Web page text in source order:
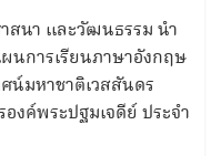
สนา และวัฒนธรรม นํา
นการเรียนภาษาอังกฤษ
น์มหาชาติเวสสันดร
งค์พระปฐมเจดีย์ ประจํา